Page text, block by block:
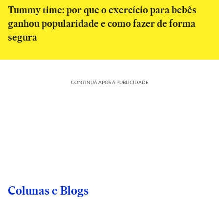
Tummy time: por que o exercício para bebês
ganhou popularidade e como fazer de forma
segura
CONTINUA APÓS A PUBLICIDADE
Colunas e Blogs